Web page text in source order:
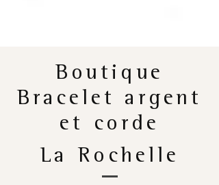
Boutique
Bracelet argent
et corde
La Rochelle